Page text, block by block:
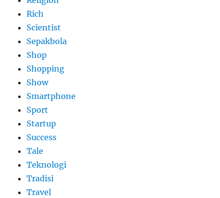
Rich
Scientist
Sepakbola
Shop
Shopping
Show
Smartphone
Sport
Startup
Success
Tale
Teknologi
Tradisi
Travel